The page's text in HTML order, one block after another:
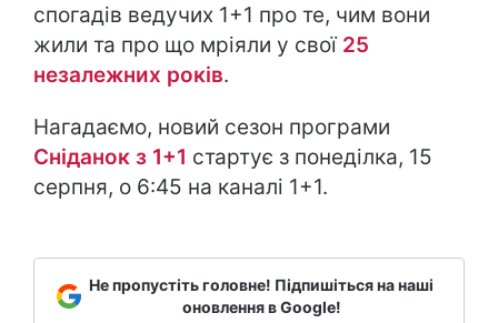
спогадів ведучих 1+1 про те, чим вони
жили та про що мріяли у свої 25
незалежних років.
Нагадаємо, новий сезон програми
Сніданок з 1+1 стартує з понеділка, 15
серпня, о 6:45 на каналі 1+1.
Не пропустіть головне! Підпишіться на наші
оновлення в Google!